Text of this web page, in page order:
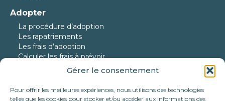
Gérer le consentement
Pour offrir les meilleures expériences, nous utilisons des technologies
telles que les cookies pour stocker et/ou accéder aux informations des
Adopter
La procédure d’adoption
Les rapatriements
Les frais d’adoption
Calculer les frais à prévoir
Nos protégés
Nos chiens à l’adoption
Nos chats à l’adoption